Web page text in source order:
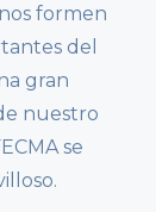
formen
del
gran
nuestro
se